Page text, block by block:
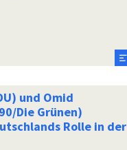
und Omid
Die Grünen)
Rolle in der